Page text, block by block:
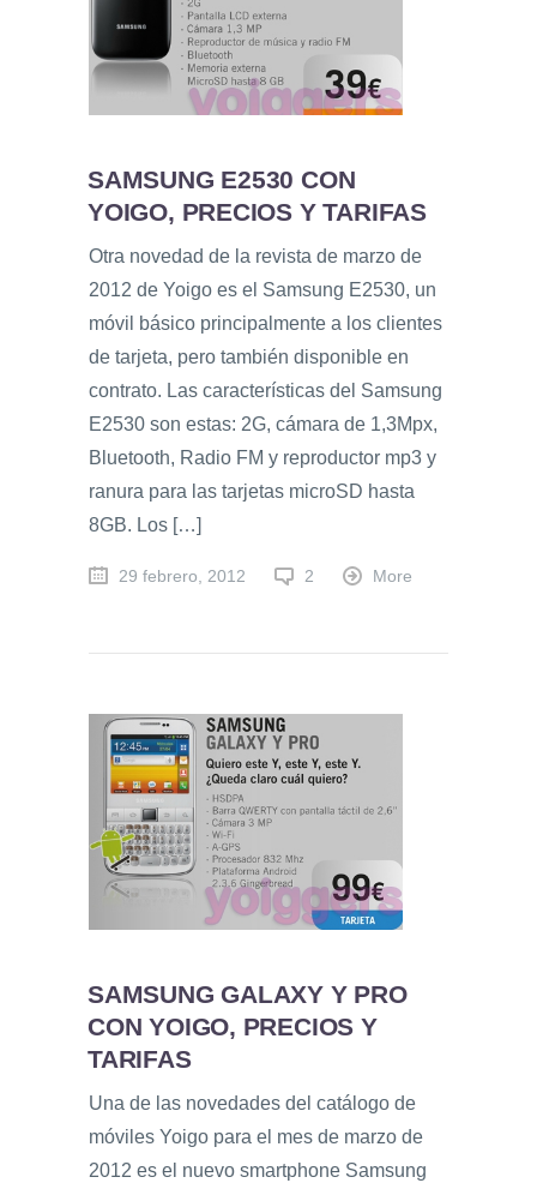
SAMSUNG E2530 CON
YOIGO, PRECIOS Y TARIFAS
Otra novedad de la revista de marzo de
2012 de Yoigo es el Samsung E2530, un
móvil básico principalmente a los clientes
de tarjeta, pero también disponible en
contrato. Las características del Samsung
E2530 son estas: 2G, cámara de 1,3Mpx,
Bluetooth, Radio FM y reproductor mp3 y
ranura para las tarjetas microSD hasta
8GB. Los […]
29 febrero, 2012 2 More
SAMSUNG GALAXY Y PRO
CON YOIGO, PRECIOS Y
TARIFAS
Una de las novedades del catálogo de
móviles Yoigo para el mes de marzo de
2012 es el nuevo smartphone Samsung